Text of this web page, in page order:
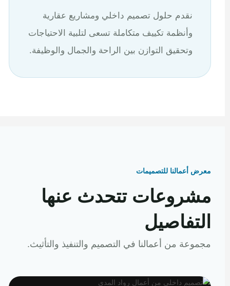
نقدم حلول تصميم داخلي ومشاريع عقارية
وأنظمة تكييف متكاملة تسعى لتلبية الاحتياجات
وتحقيق التوازن بين الراحة والجمال والوظيفة.
معرض أعمالنا للتصميمات
مشروعات تتحدث عنها
التفاصيل
مجموعة من أعمالنا في التصميم والتنفيذ والتأثيث.